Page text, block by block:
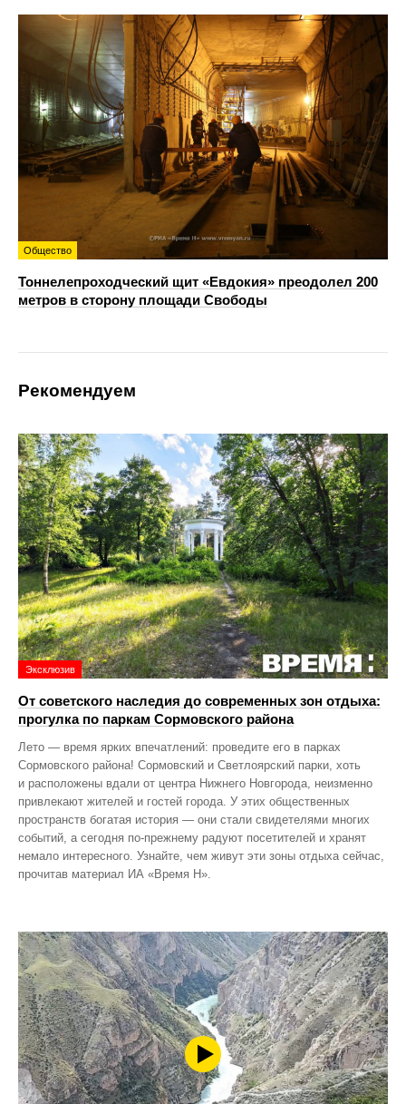
Общество
Тоннелепроходческий щит «Евдокия» преодолел 200
метров в сторону площади Свободы
Рекомендуем
Эксклюзив
От советского наследия до современных зон отдыха:
прогулка по паркам Сормовского района
Лето — время ярких впечатлений: проведите его в парках
Сормовского района! Сормовский и Светлоярский парки, хоть
и расположены вдали от центра Нижнего Новгорода, неизменно
привлекают жителей и гостей города. У этих общественных
пространств богатая история — они стали свидетелями многих
событий, а сегодня по‑прежнему радуют посетителей и хранят
немало интересного. Узнайте, чем живут эти зоны отдыха сейчас,
прочитав материал ИА «Время Н».